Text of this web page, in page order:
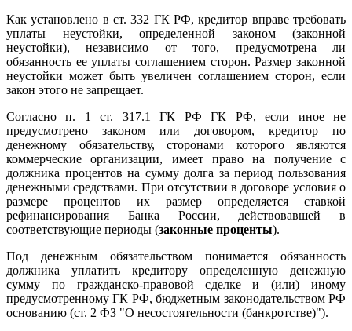
Как установлено в ст. 332 ГК РФ, кредитор вправе требовать
уплаты неустойки, определенной законом (законной
неустойки), независимо от того, предусмотрена ли
обязанность ее уплаты соглашением сторон. Размер законной
неустойки может быть увеличен соглашением сторон, если
закон этого не запрещает.
Согласно п. 1 ст. 317.1 ГК РФ ГК РФ, если иное не
предусмотрено законом или договором, кредитор по
денежному обязательству, сторонами которого являются
коммерческие организации, имеет право на получение с
должника процентов на сумму долга за период пользования
денежными средствами. При отсутствии в договоре условия о
размере процентов их размер определяется ставкой
рефинансирования Банка России, действовавшей в
соответствующие периоды (законные проценты).
Под денежным обязательством понимается обязанность
должника уплатить кредитору определенную денежную
сумму по гражданско-правовой сделке и (или) иному
предусмотренному ГК РФ, бюджетным законодательством РФ
основанию (ст. 2 ФЗ "О несостоятельности (банкротстве)").